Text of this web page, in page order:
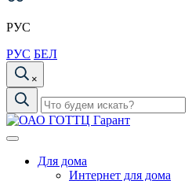
РУС
РУС БЕЛ
×
Для дома
Интернет для дома